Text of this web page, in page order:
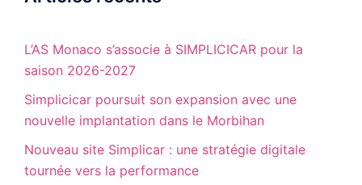
L’AS Monaco s’associe à SIMPLICICAR pour la
saison 2026-2027
Simplicicar poursuit son expansion avec une
nouvelle implantation dans le Morbihan
Nouveau site Simplicar : une stratégie digitale
tournée vers la performance